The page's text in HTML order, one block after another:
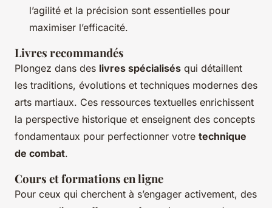
l’agilité et la précision sont essentielles pour
maximiser l’efficacité.
Livres recommandés
Plongez dans des livres spécialisés qui détaillent
les traditions, évolutions et techniques modernes des
arts martiaux. Ces ressources textuelles enrichissent
la perspective historique et enseignent des concepts
fondamentaux pour perfectionner votre technique
de combat.
Cours et formations en ligne
Pour ceux qui cherchent à s’engager activement, des